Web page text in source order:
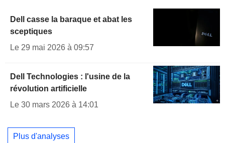
Dell casse la baraque et abat les
sceptiques
Le 29 mai 2026 à 09:57
Dell Technologies : l'usine de la
révolution artificielle
Le 30 mars 2026 à 14:01
Plus d'analyses